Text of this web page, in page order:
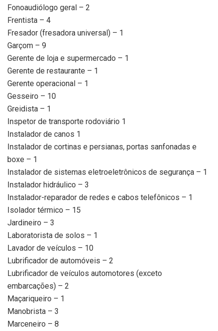
Fonoaudiólogo geral – 2
Frentista – 4
Fresador (fresadora universal) – 1
Garçom – 9
Gerente de loja e supermercado – 1
Gerente de restaurante – 1
Gerente operacional – 1
Gesseiro – 10
Greidista – 1
Inspetor de transporte rodoviário 1
Instalador de canos 1
Instalador de cortinas e persianas, portas sanfonadas e
boxe – 1
Instalador de sistemas eletroeletrônicos de segurança – 1
Instalador hidráulico – 3
Instalador-reparador de redes e cabos telefônicos – 1
Isolador térmico – 15
Jardineiro – 3
Laboratorista de solos – 1
Lavador de veículos – 10
Lubrificador de automóveis – 2
Lubrificador de veículos automotores (exceto
embarcações) – 2
Maçariqueiro – 1
Manobrista – 3
Marceneiro – 8